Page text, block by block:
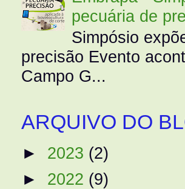
pecuária de
Simpósio
precisão Evento
Campo G...
ARQUIVO DO
► 2023 (2)
► 2022 (9)